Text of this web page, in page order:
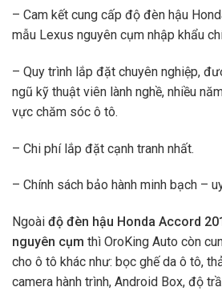
– Cam kết cung cấp độ đèn hậu
mẫu Lexus nguyên cụm nhập khẩu
– Quy trình lắp đặt chuyên nghiệp,
ngũ kỹ thuật viên lành nghề, nhiều
vực chăm sóc ô tô.
– Chi phí lắp đặt cạnh tranh nhất.
– Chính sách bảo hành minh bạch –
Ngoài độ đèn hậu Honda Accord
nguyên cụm thì OroKing Auto còn
cho ô tô khác như: bọc ghế da ô tô,
camera hành trình, Android Box, độ